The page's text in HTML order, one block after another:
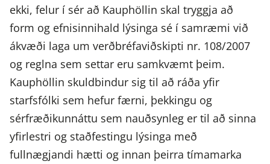
ekki, felur í sér að Kauphöllin skal tryggja að
form og efnisinnihald lýsinga sé í samræmi við
ákvæði laga um verðbréfaviðskipti nr. 108/2007
og reglna sem settar eru samkvæmt þeim.
Kauphöllin skuldbindur sig til að ráða yfir
starfsfólki sem hefur færni, þekkingu og
sérfræðikunnáttu sem nauðsynleg er til að sinna
yfirlestri og staðfestingu lýsinga með
fullnægjandi hætti og innan þeirra tímamarka